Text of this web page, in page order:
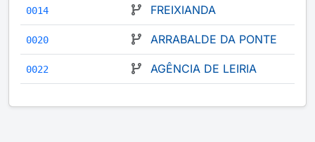
0014 FREIXIANDA
0020 ARRABALDE DA PONTE
0022 AGÊNCIA DE LEIRIA